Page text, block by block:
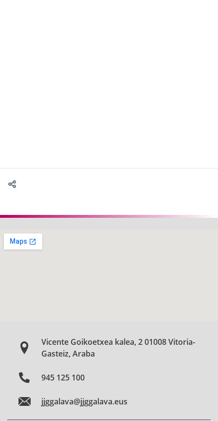
Vicente Goikoetxea kalea, 2 01008 Vitoria-
Gasteiz, Araba
945 125 100
jjggalava@jjggalava.eus